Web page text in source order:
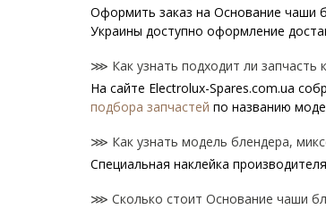
Оформить заказ на Основание чаши
Украины доступно оформление
⋙ Как узнать подходит ли запчасть
На сайте Electrolux-Spares.com.ua
подбора запчастей по названию
⋙ Как узнать модель блендера,
Специальная наклейка
⋙ Сколько стоит Основание чаши